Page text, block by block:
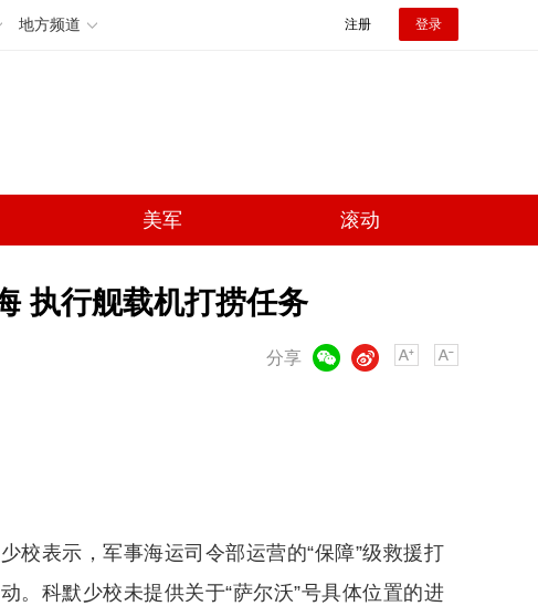
地方频道 注册 登录
美军 滚动
执行舰载机打捞任务
分享
微博
校表示，军事海运司令部运营的“保障”级救援打
。科默少校未提供关于“萨尔沃”号具体位置的进